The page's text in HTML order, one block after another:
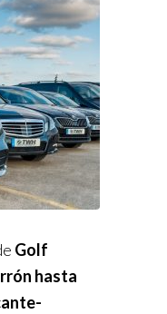
Golf
hasta